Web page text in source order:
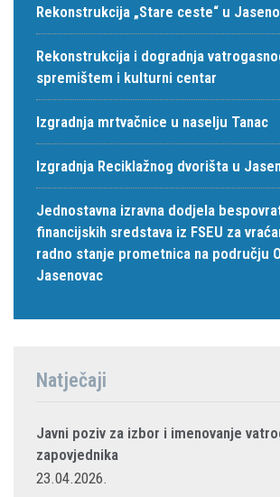
Rekonstrukcija „Stare ceste“ u
Rekonstrukcija i dogradnja
spremištem i kulturni centar
Izgradnja mrtvačnice u naselju Tanac
Izgradnja Reciklažnog dvorišta u
Jednostavna izravna dodjela
financijskih sredstava iz FSEU za
radno stanje prometnica na području
Jasenovac
Natječaji
Javni poziv za izbor i imenovanje
zapovjednika
23.04.2026.